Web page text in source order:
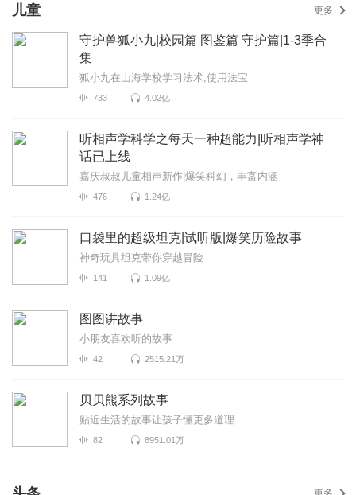
儿童 更多
守护兽狐小九|校园篇 图鉴篇 守护篇|1-3季合
集
狐小九在山海学校学习法术,使用法宝
733 4.02亿
听相声学科学之每天一种超能力|听相声学神
话已上线
嘉庆叔叔儿童相声新作|爆笑科幻，丰富内涵
476 1.24亿
口袋里的超级坦克|试听版|爆笑历险故事
神奇玩具坦克带你穿越冒险
141 1.09亿
图图讲故事
小朋友喜欢听的故事
42 2515.21万
贝贝熊系列故事
贴近生活的故事让孩子懂更多道理
82 8951.01万